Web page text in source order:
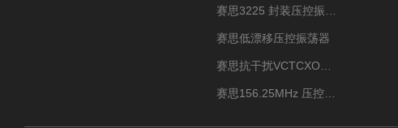
赛思低漂移压控振荡器